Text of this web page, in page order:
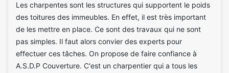
Les charpentes sont les structures qui supportent le poids
des toitures des immeubles. En effet, il est très important
de les mettre en place. Ce sont des travaux qui ne sont
pas simples. Il faut alors convier des experts pour
effectuer ces tâches. On propose de faire confiance à
A.S.D.P Couverture. C'est un charpentier qui a tous les